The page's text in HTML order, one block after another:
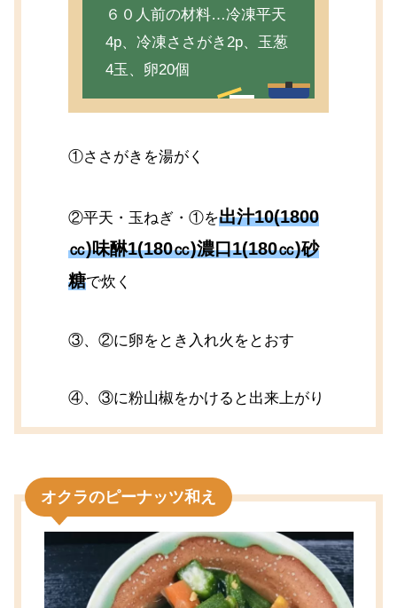
６０人前の材料…冷凍平天
4p、冷凍ささがき2p、玉葱
4玉、卵20個
①ささがきを湯がく
②平天・玉ねぎ・①を出汁10(1800
㏄)味醂1(180㏄)濃口1(180㏄)砂
糖で炊く
③、②に卵をとき入れ火をとおす
④、③に粉山椒をかけると出来上がり
オクラのピーナッツ和え